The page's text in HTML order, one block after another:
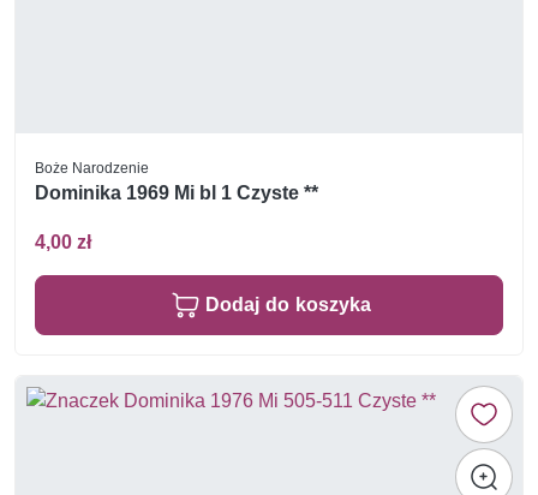
Boże Narodzenie
Dominika 1969 Mi bl 1 Czyste **
4,00 zł
Dodaj do koszyka